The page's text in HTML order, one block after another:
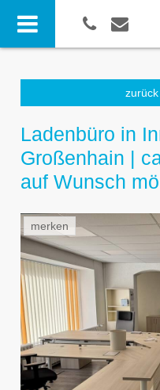
Ladenbüro in
Großenhain |
auf Wunsch
merken